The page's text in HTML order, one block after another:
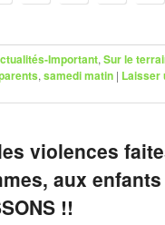
Important,Sur le
,samedi matin | Laisser
violences
aux enfants
!!